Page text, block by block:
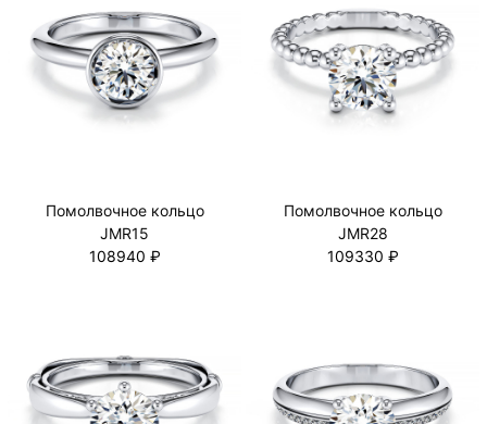
Помолвочное кольцо
JMR15
108940 ₽
Помолвочное кольцо
JMR28
109330 ₽